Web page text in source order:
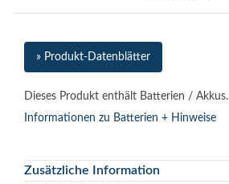
» Produkt-Datenblätter
Dieses Produkt enthält Batterien / Akkus.
Informationen zu Batterien + Hinweise
Zusätzliche Information